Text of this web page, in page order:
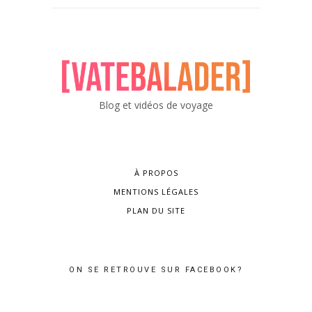
Blog et vidéos de voyage
À PROPOS
MENTIONS LÉGALES
PLAN DU SITE
ON SE RETROUVE SUR FACEBOOK?